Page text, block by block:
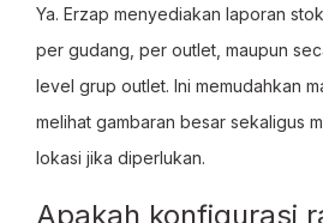
Ya. Erzap menyediakan laporan
per gudang, per outlet, maupun
level grup outlet. Ini memudahkan
melihat gambaran besar sekaligus
lokasi jika diperlukan.
Apakah konfigurasi